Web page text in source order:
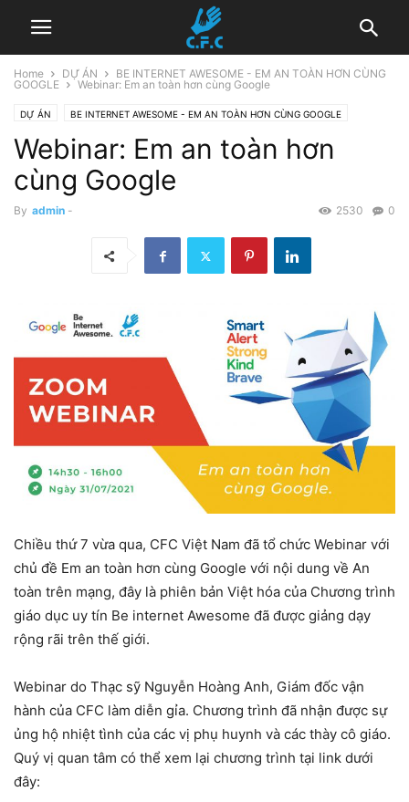
Home DỰ ÁN
BE INTERNET AWESOME - EM AN TOÀN HƠN CÙNG
GOOGLE
Webinar: Em an toàn hơn cùng Google
DỰ ÁN BE INTERNET AWESOME - EM AN TOÀN HƠN CÙNG GOOGLE
HOẠT ĐỘNG CÔNG NGHỆ GIÁO DỤC - EDTECH
Webinar: Em an toàn hơn
cùng Google
By admin - 0
2530
Chiều thứ 7 vừa qua, CFC Việt Nam đã tổ chức Webinar với
chủ đề Em an toàn hơn cùng Google với nội dung về An
toàn trên mạng, đây là phiên bản Việt hóa của Chương trình
giáo dục uy tín Be internet Awesome đã được giảng dạy
rộng rãi trên thế giới.
Webinar do Thạc sỹ Nguyễn Hoàng Anh, Giám đốc vận
hành của CFC làm diễn gỉa. Chương trình đã nhận được sự
ủng hộ nhiệt tình của các vị phụ huynh và các thày cô giáo.
Quý vị quan tâm có thể xem lại chương trình tại link dưới
đây: